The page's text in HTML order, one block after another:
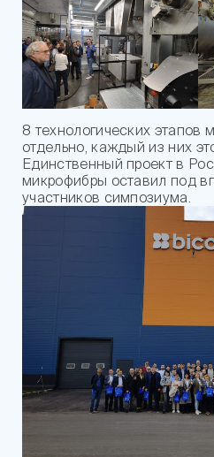
8 технологических этапов
отдельно, каждый из них
Единственный проект в
микрофибры оставил под
участников симпозиума.